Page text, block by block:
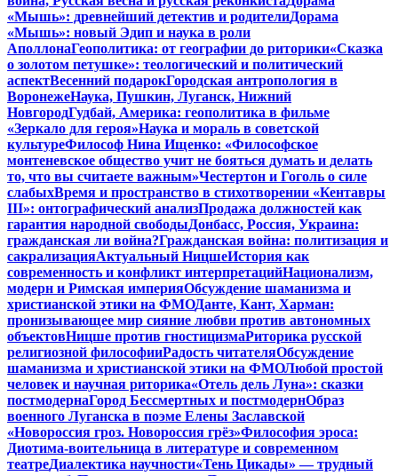
«Мышь»: древнейший детектив и родителиДорама
«Мышь»: новый Эдип и наука в роли
АполлонаГеополитика: от географии до риторики«Сказка
о золотом петушке»: теологический и политический
аспектВесенний подарокГородская антропология в
ВоронежеНаука, Пушкин, Луганск, Нижний
НовгородГудбай, Америка: геополитика в фильме
«Зеркало для героя»Наука и мораль в советской
культуреФилософ Нина Ищенко: «Философское
монтеневское общество учит не бояться думать и делать
то, что вы считаете важным»Честертон и Гоголь о силе
слабыхВремя и пространство в стихотворении «Кентавры
III»: онтографический анализПродажа должностей как
гарантия народной свободыДонбасс, Россия, Украина:
гражданская ли война?Гражданская война: политизация и
сакрализацияАктуальный НицшеИстория как
современность и конфликт интерпретацийНационализм,
модерн и Римская империяОбсуждение шаманизма и
христианской этики на ФМОДанте, Кант, Харман:
пронизывающее мир сияние любви против автономных
объектовНицше против гностицизмаРиторика русской
религиозной философииРадость читателяОбсуждение
шаманизма и христианской этики на ФМОЛюбой простой
человек и научная риторика«Отель дель Луна»: сказки
постмодернаГород Бессмертных и постмодернОбраз
военного Луганска в поэме Елены Заславской
«Новороссия гроз. Новороссия грёз»Философия эроса:
Диотима-воительница в литературе и современном
театреДиалектика научности«Тень Цикады» — трудный